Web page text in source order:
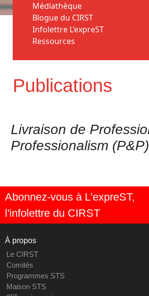
Accueil > Publications >
Publications
Médiathèque
Blogue du CIRST
Infolettre L’expreST
Ressources
Livraison de
Professionalism (P&P)
Abonnez-vous à L’expreST,
l'infolettre du CIRST
À propos
Le CIRST
Comités
Programmes STS
Maison STS